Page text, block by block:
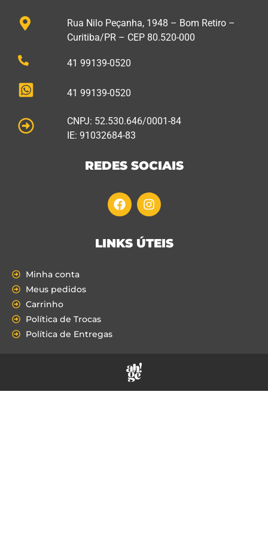
Rua Nilo Peçanha, 1948 – Bom Retiro –
Curitiba/PR – CEP 80.520-000
41 99139-0520
41 99139-0520
CNPJ: 52.530.646/0001-84
IE: 91032684-83
REDES SOCIAIS
LINKS ÚTEIS
Minha conta
Meus pedidos
Carrinho
Política de Trocas
Política de Entregas